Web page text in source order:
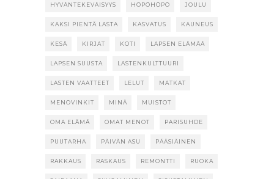
HYVÄNTEKEVÄISYYS HÖPÖHÖPÖ JOULU
KAKSI PIENTÄ LASTA KASVATUS KAUNEUS
KESÄ KIRJAT KOTI LAPSEN ELÄMÄÄ
LAPSEN SUUSTA LASTENKULTTUURI
LASTEN VAATTEET LELUT MATKAT
MENOVINKIT MINÄ MUISTOT
OMA ELÄMÄ OMAT MENOT PARISUHDE
PUUTARHA PÄIVÄN ASU PÄÄSIÄINEN
RAKKAUS RASKAUS REMONTTI RUOKA